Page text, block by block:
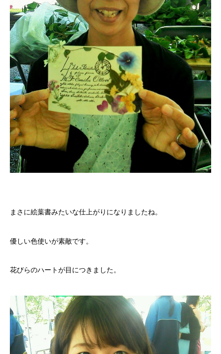
まさに絵葉書みたいな仕上がりになりましたね。
優しい色使いが素敵です。
花びらのハートが目につきました。